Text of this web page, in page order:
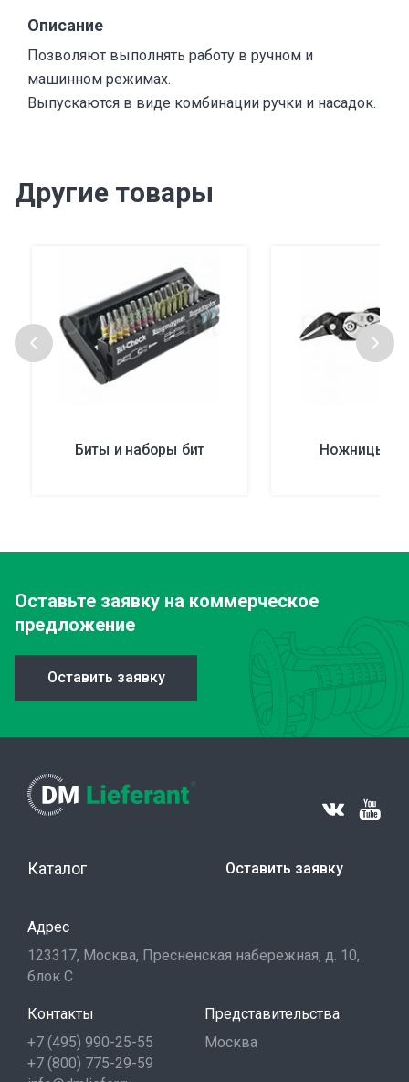
Описание
Позволяют выполнять работу в ручном и
машинном режимах.
Выпускаются в виде комбинации ручки и насадок.
Другие товары
Биты и наборы бит Ножницы
Оставьте заявку на коммерческое
предложение
Оставить заявку
Каталог Оставить заявку
Адрес
123317, Москва, Пресненская набережная, д. 10,
блок С
Контакты
+7 (495) 990-25-55
+7 (800) 775-29-59
Представительства
Москва